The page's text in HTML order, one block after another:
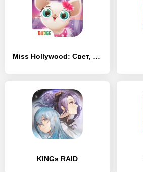
Miss Hollywood: Свет, камера, мода!
KINGs RAID